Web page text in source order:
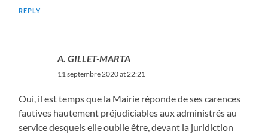
REPLY
A. GILLET-MARTA
11 septembre 2020 at 22:21
Oui, il est temps que la Mairie réponde de ses carences
fautives hautement préjudiciables aux administrés au
service desquels elle oublie être, devant la juridiction